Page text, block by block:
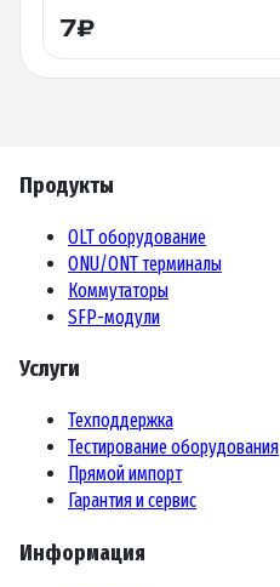
7₽
Продукты
OLT оборудование
ONU/ONT терминалы
Коммутаторы
SFP-модули
Услуги
Техподдержка
Тестирование оборудования
Прямой импорт
Гарантия и сервис
Информация